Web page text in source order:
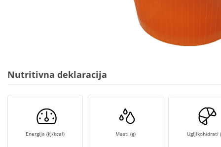
Nutritivna deklaracija
Energija (kJ/kcal) Masti (g) Ugljikohidrati